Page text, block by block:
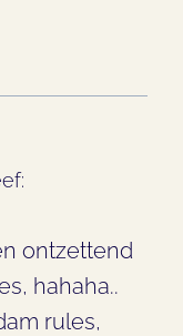
ontzettend
hahaha..
rules,